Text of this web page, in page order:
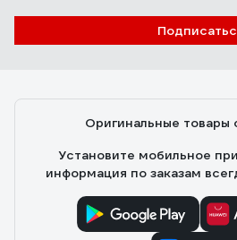
Оригинальные товары
Установите мобильное
информация по заказам